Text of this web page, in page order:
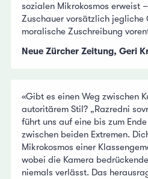
sozialen Mikrokosmos erweist
Zuschauer vorsätzlich jegliche
moralische Zuschreibung
Neue Zürcher Zeitung, Geri
«Gibt es einen Weg zwischen
autoritärem Stil? „Razredni
führt uns auf eine bis zum
zwischen beiden Extremen.
Mikrokosmos einer
wobei die Kamera
niemals verlässt. Das